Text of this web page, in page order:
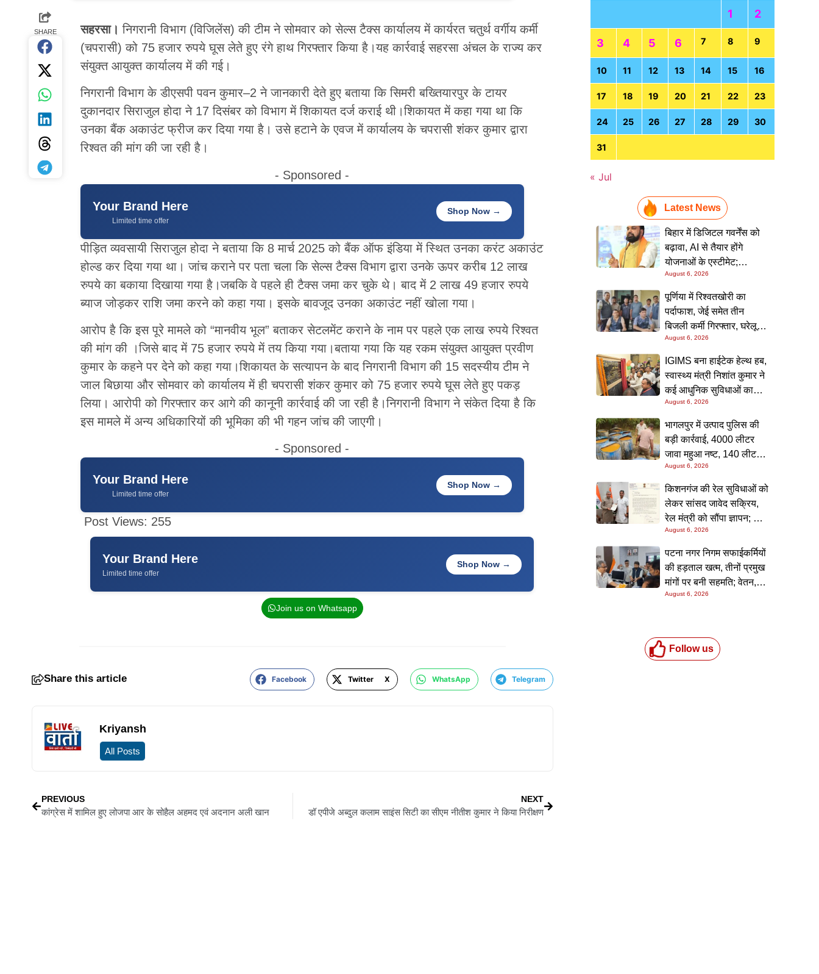
SHARE सहरसा। निगरानी विभाग (विजिलेंस) की टीम ने सोमवार को सेल्स टैक्स कार्यालय में कार्यरत चतुर्थ वर्गीय कर्मी
(चपरासी) को 75 हजार रुपये घूस लेते हुए रंगे हाथ गिरफ्तार किया है।यह कार्रवाई सहरसा अंचल के राज्य कर
संयुक्त आयुक्त कार्यालय में की गई।
निगरानी विभाग के डीएसपी पवन कुमार–2 ने जानकारी देते हुए बताया कि सिमरी बख्तियारपुर के टायर
दुकानदार सिराजुल होदा ने 17 दिसंबर को विभाग में शिकायत दर्ज कराई थी।शिकायत में कहा गया था कि
उनका बैंक अकाउंट फ्रीज कर दिया गया है। उसे हटाने के एवज में कार्यालय के चपरासी शंकर कुमार द्वारा
रिश्वत की मांग की जा रही है।
- Sponsored -
Your Brand Here
Limited time offer
Shop Now →
पीड़ित व्यवसायी सिराजुल होदा ने बताया कि 8 मार्च 2025 को बैंक ऑफ इंडिया में स्थित उनका करंट अकाउंट
होल्ड कर दिया गया था। जांच कराने पर पता चला कि सेल्स टैक्स विभाग द्वारा उनके ऊपर करीब 12 लाख
रुपये का बकाया दिखाया गया है।जबकि वे पहले ही टैक्स जमा कर चुके थे। बाद में 2 लाख 49 हजार रुपये
ब्याज जोड़कर राशि जमा करने को कहा गया। इसके बावजूद उनका अकाउंट नहीं खोला गया।
आरोप है कि इस पूरे मामले को “मानवीय भूल” बताकर सेटलमेंट कराने के नाम पर पहले एक लाख रुपये रिश्वत
की मांग की ।जिसे बाद में 75 हजार रुपये में तय किया गया।बताया गया कि यह रकम संयुक्त आयुक्त प्रवीण
कुमार के कहने पर देने को कहा गया।शिकायत के सत्यापन के बाद निगरानी विभाग की 15 सदस्यीय टीम ने
जाल बिछाया और सोमवार को कार्यालय में ही चपरासी शंकर कुमार को 75 हजार रुपये घूस लेते हुए पकड़
लिया। आरोपी को गिरफ्तार कर आगे की कानूनी कार्रवाई की जा रही है।निगरानी विभाग ने संकेत दिया है कि
इस मामले में अन्य अधिकारियों की भूमिका की भी गहन जांच की जाएगी।
- Sponsored -
Your Brand Here
Limited time offer
Shop Now →
Post Views: 255
Your Brand Here
Limited time offer
Shop Now →
Join us on Whatsapp
Share this article Facebook Twitter X WhatsApp Telegram
Kriyansh
All Posts
PREVIOUS
कांग्रेस में शामिल हुए लोजपा आर के सोहैल अहमद एवं अदनान अली खान
NEXT
डॉ एपीजे अब्दुल कलाम साइंस सिटी का सीएम नीतीश कुमार ने किया निरीक्षण
1 2
3 4 5 6 7 8 9
10 11 12 13 14 15 16
17 18 19 20 21 22 23
24 25 26 27 28 29 30
31
« Jul
Latest News
बिहार में डिजिटल गवर्नेंस को
बढ़ावा, AI से तैयार होंगे
योजनाओं के एस्टीमेट;
मुख्यमंत्री ने परियोजना
निगरानी पोर्टल किया लॉन्च
August 6, 2026
पूर्णिया में रिश्वतखोरी का
पर्दाफाश, जेई समेत तीन
बिजली कर्मी गिरफ्तार, घरेलू
कनेक्शन के नाम पर मांगे जा रहे
थे 15 हजार रुपये, निगरानी
टीम ने रंगे हाथ पकड़ा
August 6, 2026
IGIMS बना हाईटेक हेल्थ हब,
स्वास्थ्य मंत्री निशांत कुमार ने
कई आधुनिक सुविधाओं का
किया उद्घाटन; गंभीर मरीजों
के इलाज में आएगा बड़ा सुधार
August 6, 2026
भागलपुर में उत्पाद पुलिस की
बड़ी कार्रवाई, 4000 लीटर
जावा महुआ नष्ट, 140 लीटर
चुलाई शराब बरामद; आरोपी
फरार
August 6, 2026
किशनगंज की रेल सुविधाओं को
लेकर सांसद जावेद सक्रिय,
रेल मंत्री को सौंपा ज्ञापन; दो
आरओबी समेत कई मांगें उठाईं
August 6, 2026
पटना नगर निगम सफाईकर्मियों
की हड़ताल खत्म, तीनों प्रमुख
मांगों पर बनी सहमति; वेतन,
छुट्टी और बोनस पर मिला
August 6, 2026
Follow us